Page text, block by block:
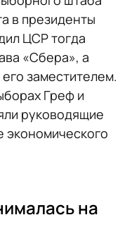
в президенты
ЦСР тогда
«Сбера», а
заместителем.
Греф и
руководящие
экономического
на